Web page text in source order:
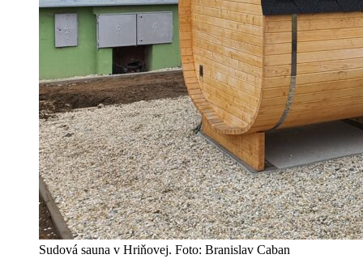
Sudová sauna v Hriňovej. Foto: Branislav Caban